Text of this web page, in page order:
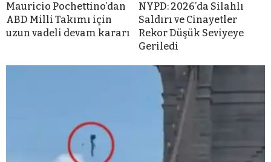
Mauricio Pochettino’dan
ABD Milli Takımı için
uzun vadeli devam kararı
NYPD: 2026’da Silahlı
Saldırı ve Cinayetler
Rekor Düşük Seviyeye
Geriledi